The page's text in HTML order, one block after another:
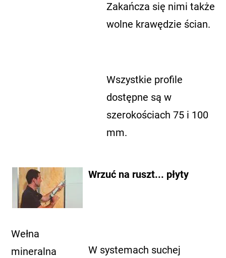
Zakańcza się nimi także
wolne krawędzie ścian.
Wszystkie profile
dostępne są w
szerokościach 75 i 100
mm.
Wełna
mineralna
Wrzuć na ruszt... płyty
W systemach suchej